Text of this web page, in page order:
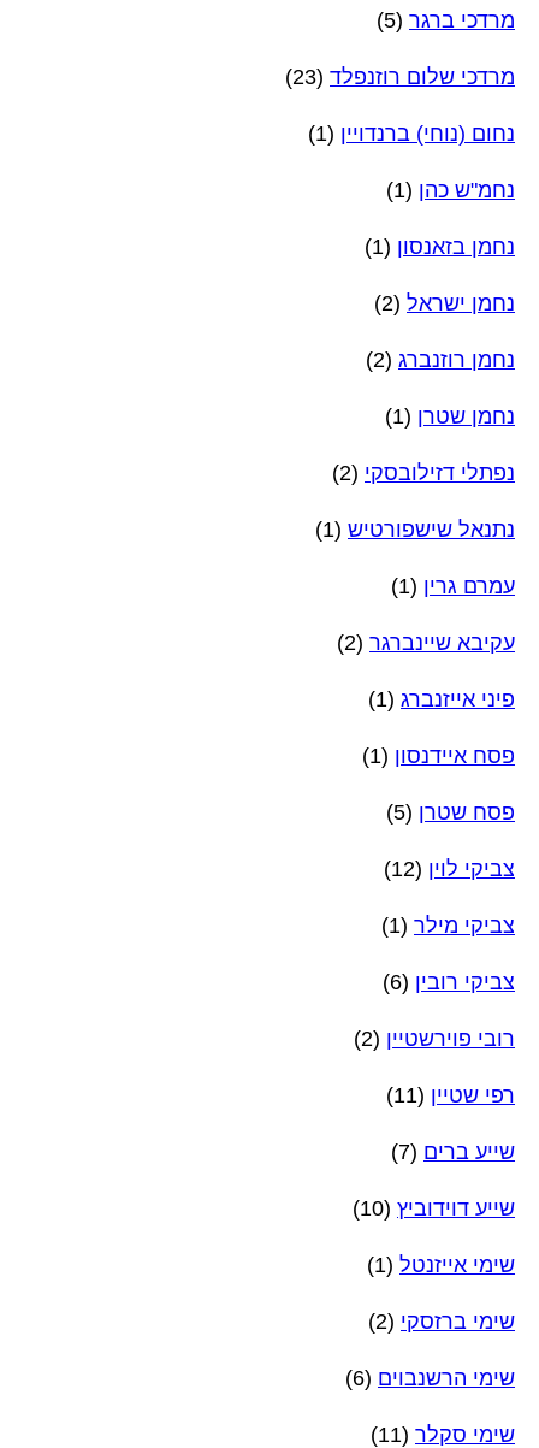
מרדכי ברגר (5)
מרדכי שלום רוזנפלד (23)
נחום (נוחי) ברנדויין (1)
נחמ"ש כהן (1)
נחמן בזאנסון (1)
נחמן ישראל (2)
נחמן רוזנברג (2)
נחמן שטרן (1)
נפתלי דזילובסקי (2)
נתנאל שישפורטיש (1)
עמרם גרין (1)
עקיבא שיינברגר (2)
פיני אייזנברג (1)
פסח איידנסון (1)
פסח שטרן (5)
צביקי לוין (12)
צביקי מילר (1)
צביקי רובין (6)
רובי פוירשטיין (2)
רפי שטיין (11)
שייע ברים (7)
שייע דוידוביץ (10)
שימי אייזנטל (1)
שימי ברזסקי (2)
שימי הרשנבוים (6)
שימי סקלר (11)